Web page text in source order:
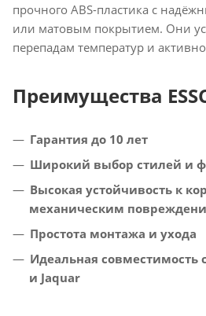
прочного ABS-пластика с
или матовым покрытием. Они
перепадам температур и
Преимущества
Гарантия до 10 лет
Широкий выбор стилей и
Высокая устойчивость к
механическим
Простота монтажа и ухода
Идеальная совместимость
и Jaquar